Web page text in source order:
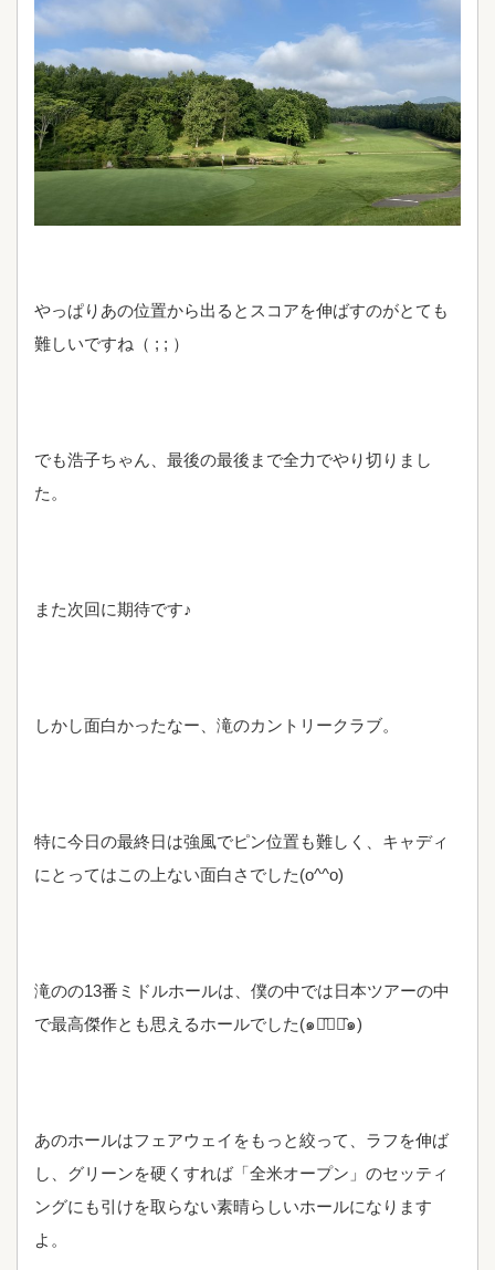
やっぱりあの位置から出るとスコアを伸ばすのがとても
難しいですね（ ; ; ）
でも浩子ちゃん、最後の最後まで全力でやり切りまし
た。
また次回に期待です♪
しかし面白かったなー、滝のカントリークラブ。
特に今日の最終日は強風でピン位置も難しく、キャディ
にとってはこの上ない面白さでした(o^^o)
滝のの13番ミドルホールは、僕の中では日本ツアーの中
で最高傑作とも思えるホールでした(๑･̑◡･̑๑)
あのホールはフェアウェイをもっと絞って、ラフを伸ば
し、グリーンを硬くすれば「全米オープン」のセッティ
ングにも引けを取らない素晴らしいホールになります
よ。